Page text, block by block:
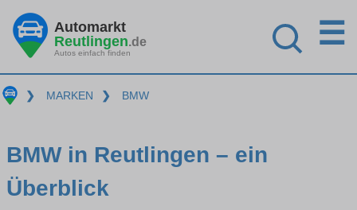
Automarkt
Reutlingen.de
Autos einfach finden
☰
❯ MARKEN ❯ BMW
BMW in Reutlingen – ein
Überblick